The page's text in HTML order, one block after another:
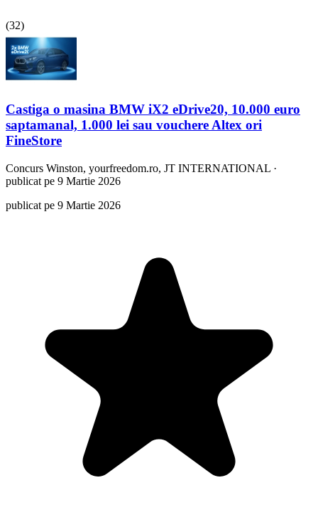
(32)
Castiga o masina BMW iX2 eDrive20, 10.000 euro
saptamanal, 1.000 lei sau vouchere Altex ori
FineStore
Concurs Winston, yourfreedom.ro, JT INTERNATIONAL ·
publicat pe 9 Martie 2026
publicat pe 9 Martie 2026